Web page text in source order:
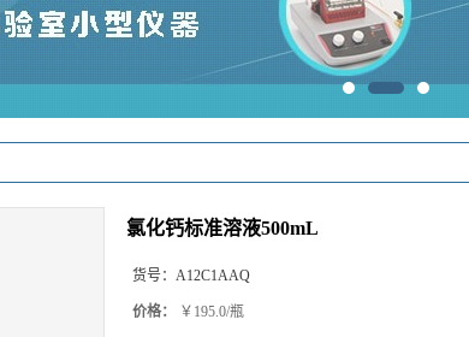
氯化钙标准溶液500mL
货号： A12C1AAQ
价格： ￥195.0/瓶